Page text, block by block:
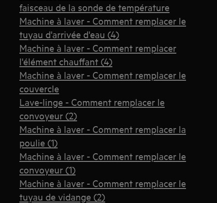
faisceau de la sonde de température
Machine à laver - Comment remplacer le
tuyau d'arrivée d'eau (4)
Machine à laver - Comment remplacer
l'élément chauffant (4)
Machine à laver - Comment remplacer le
couvercle
Lave-linge - Comment remplacer le
convoyeur (2)
Machine à laver - Comment remplacer la
poulie (1)
Machine à laver - Comment remplacer le
convoyeur (1)
Machine à laver - Comment remplacer le
tuyau de vidange (2)